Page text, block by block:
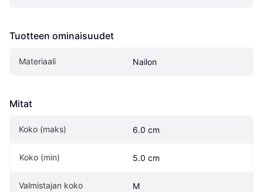
Tuotteen ominaisuudet
Materiaali Nailon
Mitat
Koko (maks) 6.0 cm
Koko (min) 5.0 cm
Valmistajan koko M